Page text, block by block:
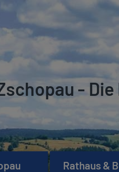
-
Rathaus &